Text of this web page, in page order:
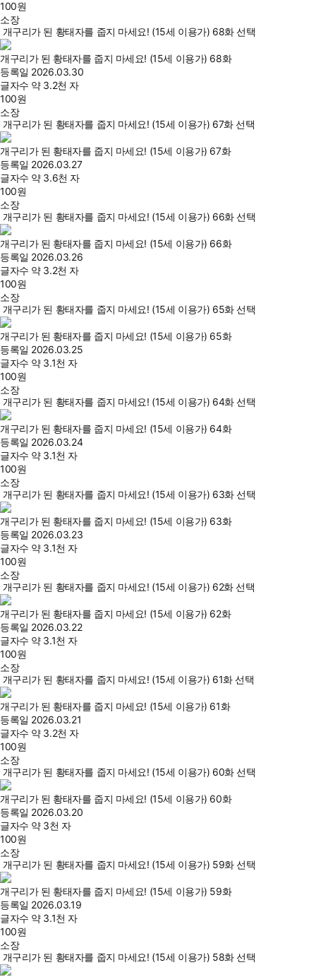
100원
소장
개구리가 된 황태자를 줍지 마세요! (15세 이용가) 68화 선택
개구리가 된 황태자를 줍지 마세요! (15세 이용가) 68화
등록일 2026.03.30
글자수 약 3.2천 자
100원
소장
개구리가 된 황태자를 줍지 마세요! (15세 이용가) 67화 선택
개구리가 된 황태자를 줍지 마세요! (15세 이용가) 67화
등록일 2026.03.27
글자수 약 3.6천 자
100원
소장
개구리가 된 황태자를 줍지 마세요! (15세 이용가) 66화 선택
개구리가 된 황태자를 줍지 마세요! (15세 이용가) 66화
등록일 2026.03.26
글자수 약 3.2천 자
100원
소장
개구리가 된 황태자를 줍지 마세요! (15세 이용가) 65화 선택
개구리가 된 황태자를 줍지 마세요! (15세 이용가) 65화
등록일 2026.03.25
글자수 약 3.1천 자
100원
소장
개구리가 된 황태자를 줍지 마세요! (15세 이용가) 64화 선택
개구리가 된 황태자를 줍지 마세요! (15세 이용가) 64화
등록일 2026.03.24
글자수 약 3.1천 자
100원
소장
개구리가 된 황태자를 줍지 마세요! (15세 이용가) 63화 선택
개구리가 된 황태자를 줍지 마세요! (15세 이용가) 63화
등록일 2026.03.23
글자수 약 3.1천 자
100원
소장
개구리가 된 황태자를 줍지 마세요! (15세 이용가) 62화 선택
개구리가 된 황태자를 줍지 마세요! (15세 이용가) 62화
등록일 2026.03.22
글자수 약 3.1천 자
100원
소장
개구리가 된 황태자를 줍지 마세요! (15세 이용가) 61화 선택
개구리가 된 황태자를 줍지 마세요! (15세 이용가) 61화
등록일 2026.03.21
글자수 약 3.2천 자
100원
소장
개구리가 된 황태자를 줍지 마세요! (15세 이용가) 60화 선택
개구리가 된 황태자를 줍지 마세요! (15세 이용가) 60화
등록일 2026.03.20
글자수 약 3천 자
100원
소장
개구리가 된 황태자를 줍지 마세요! (15세 이용가) 59화 선택
개구리가 된 황태자를 줍지 마세요! (15세 이용가) 59화
등록일 2026.03.19
글자수 약 3.1천 자
100원
소장
개구리가 된 황태자를 줍지 마세요! (15세 이용가) 58화 선택